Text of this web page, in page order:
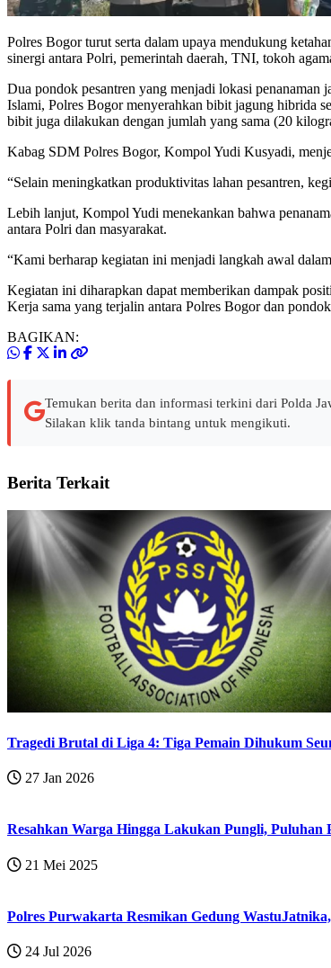
Polres Bogor turut serta dalam upaya mendukung
sinergi antara Polri, pemerintah daerah, TNI, tokoh
Dua pondok pesantren yang menjadi lokasi
Islami, Polres Bogor menyerahkan bibit jagung hibrida
bibit juga dilakukan dengan jumlah yang sama (20
Kabag SDM Polres Bogor, Kompol Yudi Kusyadi,
“Selain meningkatkan produktivitas lahan pesantren,
Lebih lanjut, Kompol Yudi menekankan bahwa
antara Polri dan masyarakat.
“Kami berharap kegiatan ini menjadi langkah awal
Kegiatan ini diharapkan dapat memberikan dampak
Kerja sama yang terjalin antara Polres Bogor dan
BAGIKAN:
Temukan berita dan informasi terkini dari Polda
Silakan klik tanda bintang untuk mengikuti.
Berita Terkait
Tragedi Brutal di Liga 4: Tiga Pemain Dihukum
27 Jan 2026
Resahkan Warga Hingga Lakukan Pungli,
21 Mei 2025
Polres Purwakarta Resmikan Gedung
24 Jul 2026